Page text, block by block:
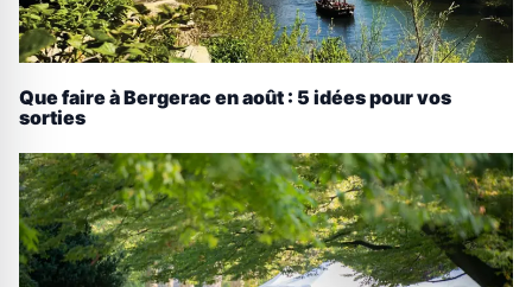
Que faire à Bergerac en août : 5 idées pour vos
sorties